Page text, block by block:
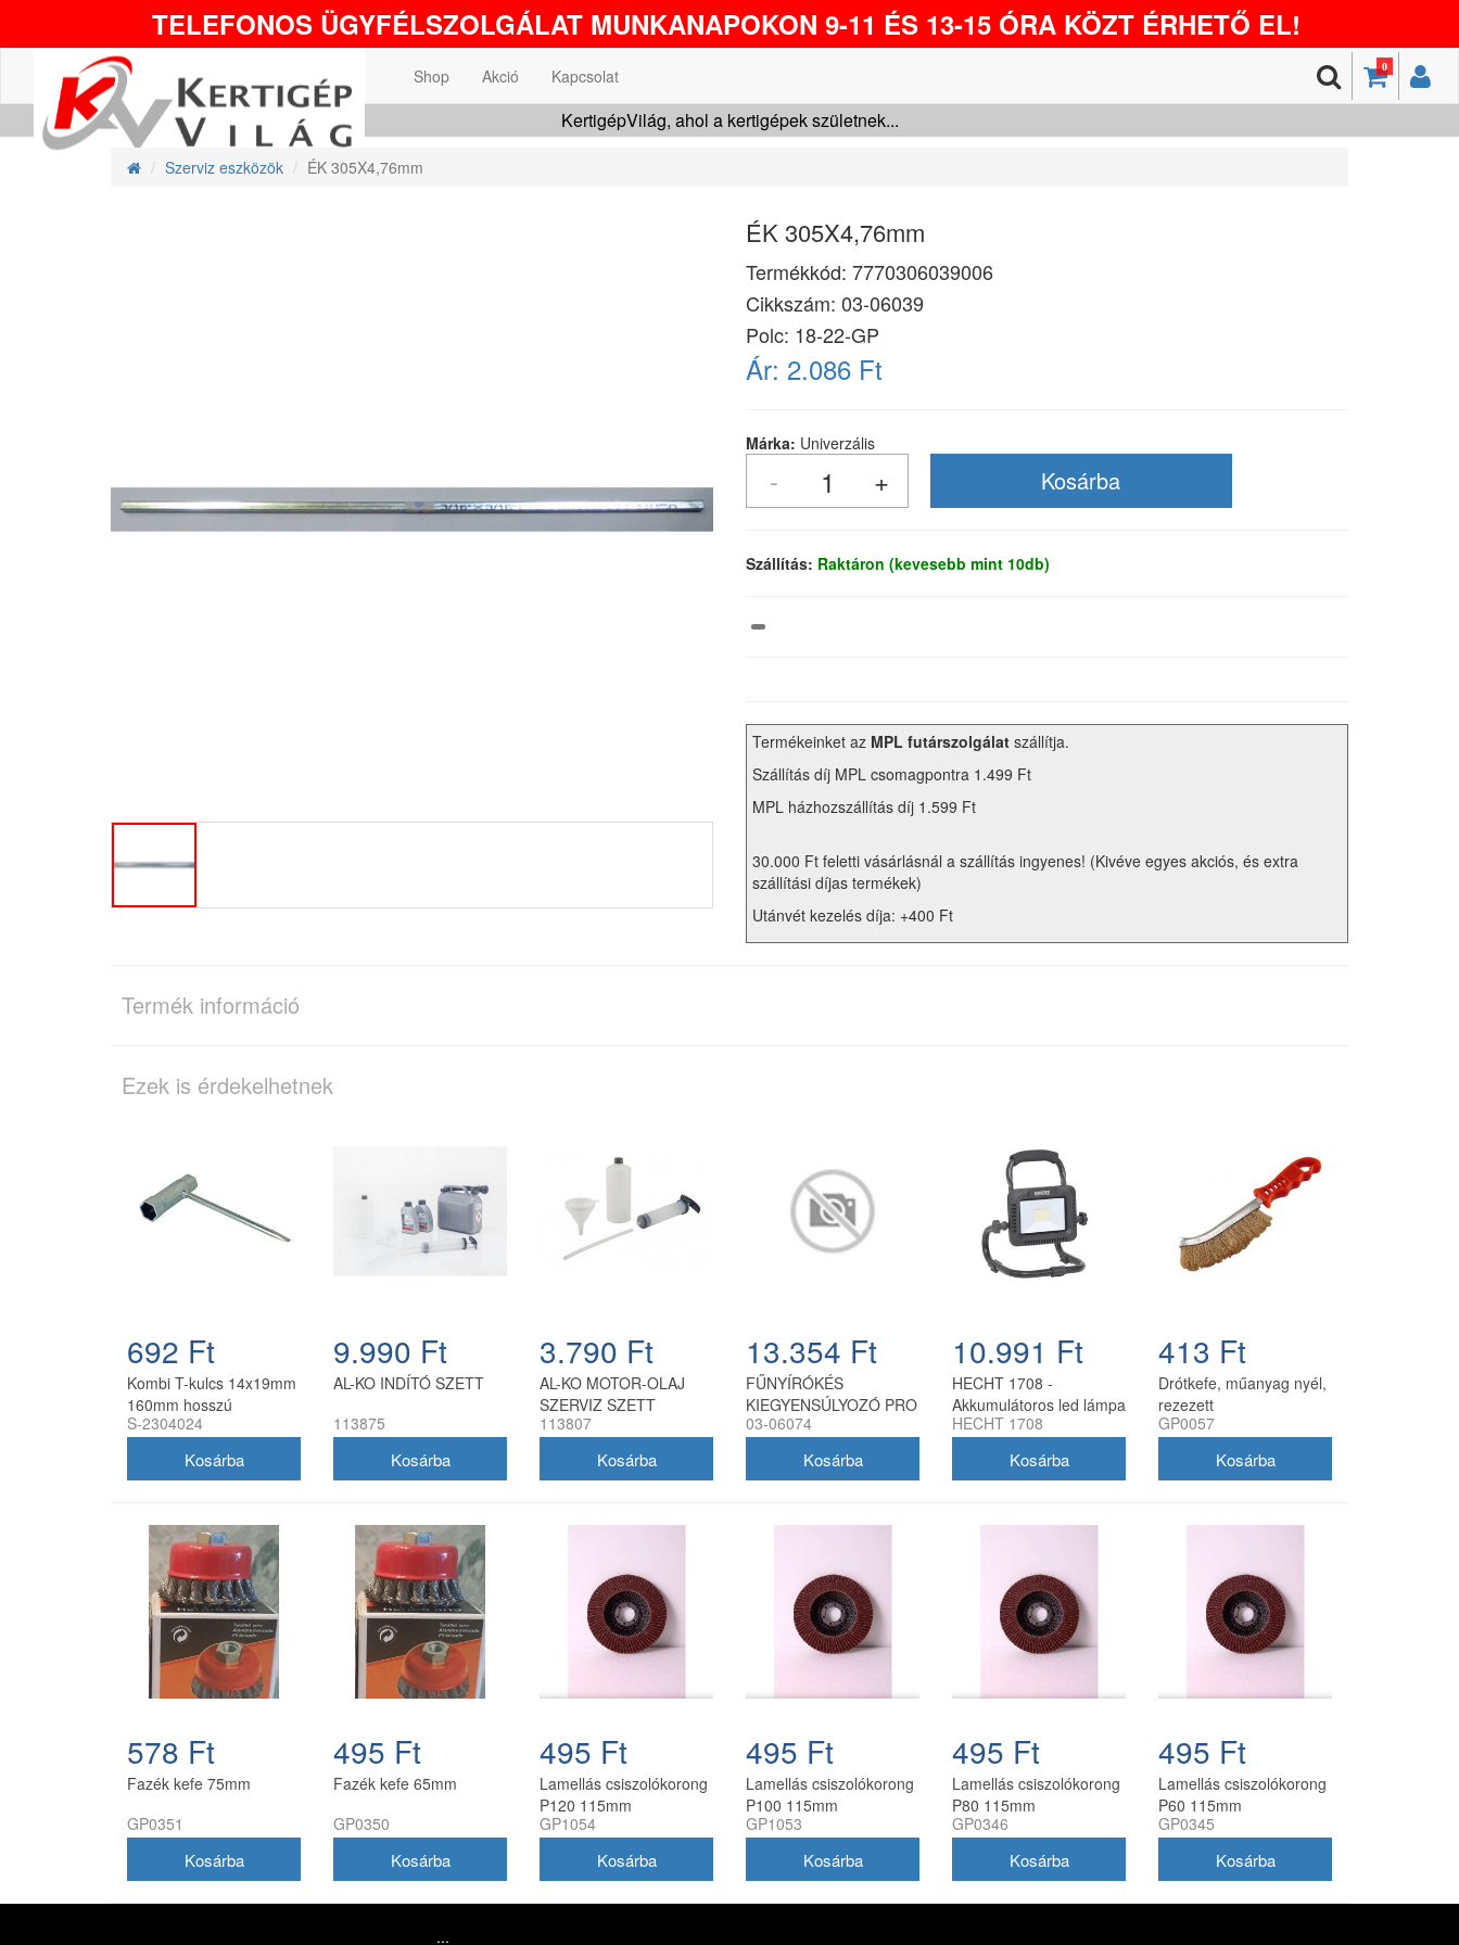
TELEFONOS ÜGYFÉLSZOLGÁLAT MUNKANAPOKON 9-11 ÉS 13-15 ÓRA KÖZT ÉRHETŐ EL!
0
Shop Akció Kapcsolat
KertigépVilág, ahol a kertigépek születnek...
Szerviz eszközök ÉK 305X4,76mm
ÉK 305X4,76mm
Termékkód: 7770306039006
Cikkszám: 03-06039
Polc: 18-22-GP
Ár: 2.086 Ft
Márka: Univerzális
Szállítás: Raktáron (kevesebb mint 10db)
Termékeinket az MPL futárszolgálat szállítja.
Szállítás díj MPL csomagpontra 1.499 Ft
MPL házhozszállítás díj 1.599 Ft
30.000 Ft feletti vásárlásnál a szállítás ingyenes! (Kivéve egyes akciós, és extra
szállítási díjas termékek)
Utánvét kezelés díja: +400 Ft
Termék információ
Ezek is érdekelhetnek
692 Ft
Kombi T-kulcs 14x19mm
160mm hosszú
S-2304024
9.990 Ft
AL-KO INDÍTÓ SZETT
113875
3.790 Ft
AL-KO MOTOR-OLAJ
SZERVIZ SZETT
4GARDEN
113807
13.354 Ft
FŰNYÍRÓKÉS
KIEGYENSÚLYOZÓ PRO
03-06074
10.991 Ft
HECHT 1708 -
Akkumulátoros led lámpa
HECHT 1708
413 Ft
Drótkefe, műanyag nyél,
rezezett
GP0057
578 Ft
Fazék kefe 75mm
GP0351
495 Ft
Fazék kefe 65mm
GP0350
495 Ft
Lamellás csiszolókorong
P120 115mm
GP1054
495 Ft
Lamellás csiszolókorong
P100 115mm
GP1053
495 Ft
Lamellás csiszolókorong
P80 115mm
GP0346
495 Ft
Lamellás csiszolókorong
P60 115mm
GP0345
...